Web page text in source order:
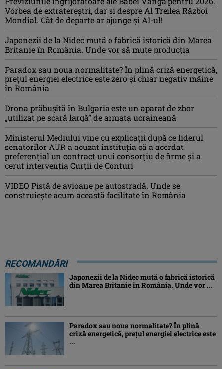
Vorbea de extratereștri, dar și despre Al Treilea Război
Mondial. Cât de departe ar ajunge și AI-ul!
Japonezii de la Nidec mută o fabrică istorică din Marea
Britanie în România. Unde vor să mute producția
Paradox sau noua normalitate? În plină criză energetică,
prețul energiei electrice este zero și chiar negativ mâine
în România
Drona prăbuşită în Bulgaria este un aparat de zbor
„utilizat pe scară largă” de armata ucraineană
Ministerul Mediului vine cu explicații după ce liderul
senatorilor AUR a acuzat instituția că a acordat
preferențial un contract unui consorțiu de firme și a
cerut intervenția Curții de Conturi
VIDEO Pistă de avioane pe autostradă. Unde se
construiește acum această facilitate în România
RECOMANDĂRI
Japonezii de la Nidec mută o fabrică istorică
din Marea Britanie în România. Unde vor ...
Paradox sau noua normalitate? În plină
criză energetică, prețul energiei electrice este
...